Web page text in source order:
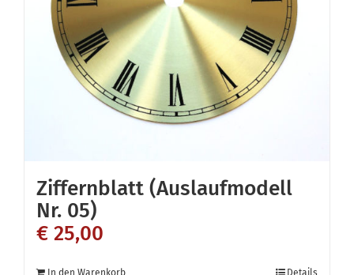
Ziffernblatt (Auslaufmodell
Nr. 05)
€ 25,00
In den Warenkorb Details